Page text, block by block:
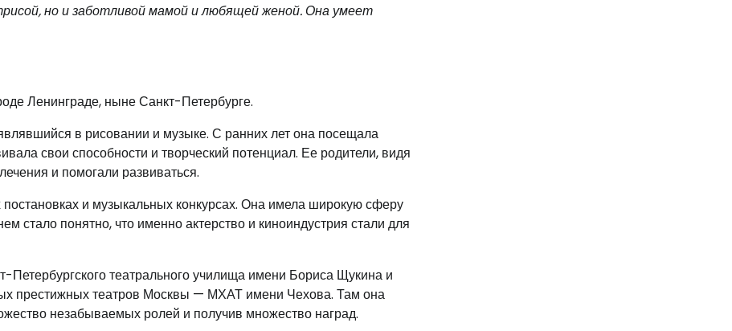
но и заботливой мамой и любящей женой. Она умеет
Ленинграде, ныне Санкт-Петербурге.
в рисовании и музыке. С ранних лет она посещала
свои способности и творческий потенциал. Ее родители, видя
и помогали развиваться.
и музыкальных конкурсах. Она имела широкую сферу
стало понятно, что именно актерство и киноиндустрия стали для
Петербургского театрального училища имени Бориса Щукина и
престижных театров Москвы — МХАТ имени Чехова. Там она
незабываемых ролей и получив множество наград.